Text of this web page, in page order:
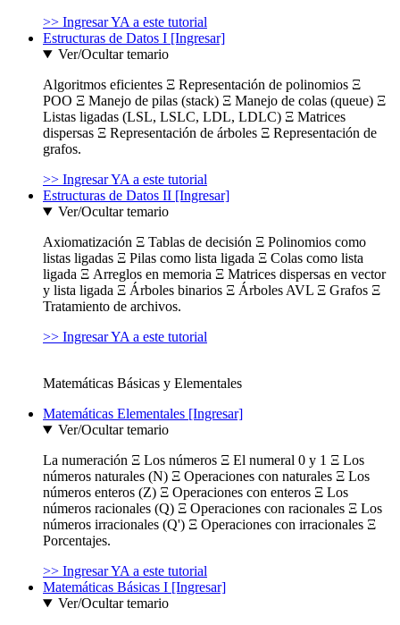
>> Ingresar YA a este tutorial
Estructuras de Datos I [Ingresar]
Ver/Ocultar temario
Algoritmos eficientes Ξ Representación de polinomios Ξ
POO Ξ Manejo de pilas (stack) Ξ Manejo de colas (queue) Ξ
Listas ligadas (LSL, LSLC, LDL, LDLC) Ξ Matrices
dispersas Ξ Representación de árboles Ξ Representación de
grafos.
>> Ingresar YA a este tutorial
Estructuras de Datos II [Ingresar]
Ver/Ocultar temario
Axiomatización Ξ Tablas de decisión Ξ Polinomios como
listas ligadas Ξ Pilas como lista ligada Ξ Colas como lista
ligada Ξ Arreglos en memoria Ξ Matrices dispersas en vector
y lista ligada Ξ Árboles binarios Ξ Árboles AVL Ξ Grafos Ξ
Tratamiento de archivos.
>> Ingresar YA a este tutorial
Matemáticas Básicas y Elementales
Matemáticas Elementales [Ingresar]
Ver/Ocultar temario
La numeración Ξ Los números Ξ El numeral 0 y 1 Ξ Los
números naturales (N) Ξ Operaciones con naturales Ξ Los
números enteros (Z) Ξ Operaciones con enteros Ξ Los
números racionales (Q) Ξ Operaciones con racionales Ξ Los
números irracionales (Q') Ξ Operaciones con irracionales Ξ
Porcentajes.
>> Ingresar YA a este tutorial
Matemáticas Básicas I [Ingresar]
Ver/Ocultar temario